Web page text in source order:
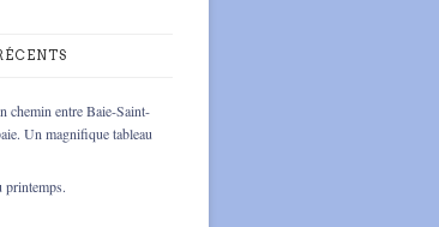
chemin entre Baie-Saint-
Un magnifique tableau
printemps.